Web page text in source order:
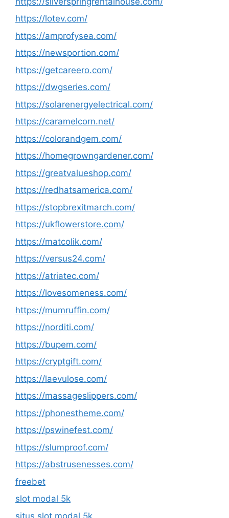
https://lotev.com/
https://amprofysea.com/
https://newsportion.com/
https://getcareero.com/
https://dwgseries.com/
https://solarenergyelectrical.com/
https://caramelcorn.net/
https://colorandgem.com/
https://homegrowngardener.com/
https://greatvalueshop.com/
https://redhatsamerica.com/
https://stopbrexitmarch.com/
https://ukflowerstore.com/
https://matcolik.com/
https://versus24.com/
https://atriatec.com/
https://lovesomeness.com/
https://mumruffin.com/
https://norditi.com/
https://bupem.com/
https://cryptgift.com/
https://laevulose.com/
https://massageslippers.com/
https://phonestheme.com/
https://pswinefest.com/
https://slumproof.com/
https://abstrusenesses.com/
freebet
slot modal 5k
situs slot modal 5k